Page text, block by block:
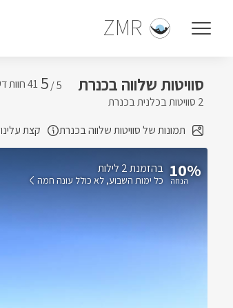
ZMR
סוויטות שלווה בכנרת 5 /
5
2 סוויטות בכלנית בכנרת
תמונות של סוויטות שלווה בכנרת
קצת עלינו
10% בהזמנת 2 לילות
כל ימות השבוע לא כולל עונה חמה